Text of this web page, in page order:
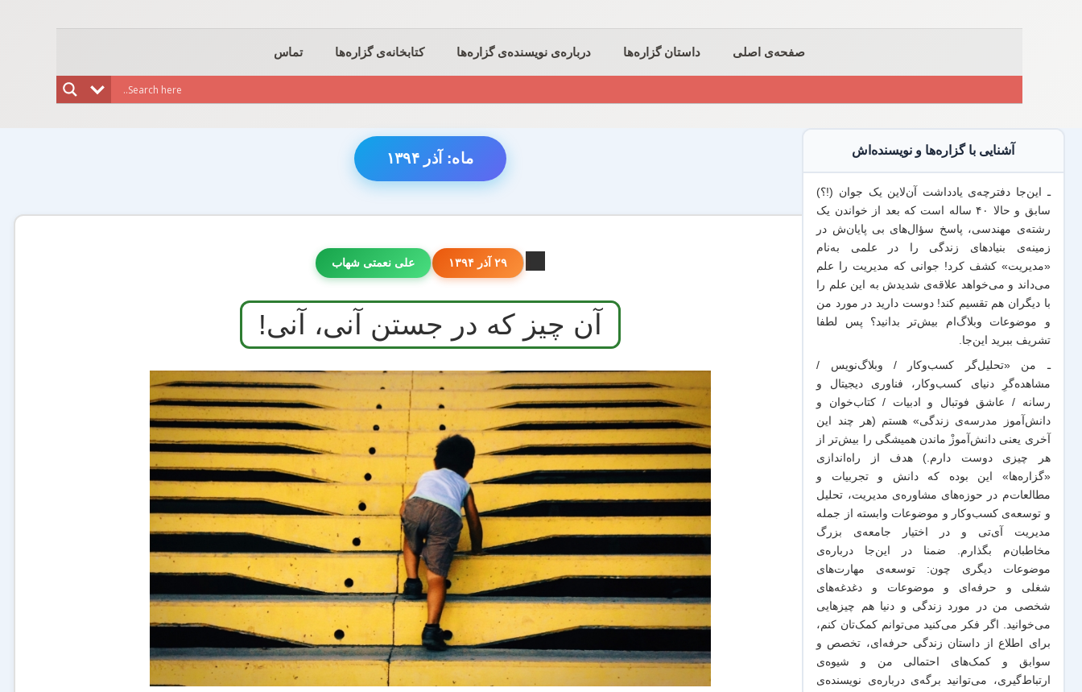
صفحه‌ی اصلی داستان گزاره‌ها درباره‌ی نویسنده‌ی گزاره‌ها کتابخانه‌ی گزاره‌ها تماس
ماه: آذر ۱۳۹۴
۲۹ آذر ۱۳۹۴ علی نعمتی شهاب
آن چیز که در جستن آنی، آنی!
آشنایی با گزاره‌ها و نویسنده‌اش
ـ این‌جا دفترچه‌ی یادداشت‌ آن‌لاین یک جوان (!؟)
سابق و حالا ۴۰ ساله است که بعد از خواندن یک
رشته‌ی مهندسی، پاسخ سؤال‌های بی پایان‌ش در
زمینه‌ی بنیادهای زندگی را در علمی به‌نام
«مدیریت» کشف کرد! جوانی که مدیریت را علم
می‌داند و می‌خواهد علاقه‌ی شدیدش به این علم را
بادیگران همتقسیم کند! دوست دارید در مورد من
و موضوعات وبلاگ‌ام بیش‌تر بدانید؟ پس لطفا
تشریف ببرید این‌جا.
ـ من «تحلیل‌گر کسب‌وکار / وبلاگ‌نویس /
مشاهده‌گرِ دنیای کسب‌وکار، فناوری دیجیتال و
رسانه / عاشق فوتبال و ادبیات / کتاب‌خوان و
دانش‌آموز مدرسه‌ی زندگی» هستم (هر چند این
آخری یعنی دانش‌آموزْ ماندن همیشگی را بیش‌تر از
هر چیزی دوست دارم.) هدف از راه‌اندازی
«گزاره‌ها» این بوده که دانش و تجربیات‌ و
مطالعات‌م در حوزه‌های مشاوره‌ی مدیریت، تحلیل
و توسعه‌ی کسب‌وکار و موضوعات وابسته از جمله
مدیریت آی‌تی و در اختیار جامعه‌ی بزرگ
مخاطبان‌م بگذارم. ضمنا در این‌جا درباره‌ی
موضوعات دیگری چون: توسعه‌ی مهارت‌های
شغلی و حرفه‌ای و موضوعات و دغدغه‌های
شخصی من در مورد زندگی و دنیا هم چیزهایی
می‌خوانید. اگر فکر می‌کنید می‌توانم کمک‌تان کنم،
برای اطلاع از داستان زندگی حرفه‌ای، تخصص و
سوابق و کمک‌های احتمالی من و شیو‌ه‌ی
ارتباط‌گیری، می‌توانید برگه‌یدرباره‌ی نویسنده‌ی